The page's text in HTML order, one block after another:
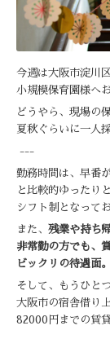
今週は大阪市淀川
小規模保育園様へ
どうやら、現場の
夏秋ぐらいに一人
---
勤務時間は、早番
と比較的ゆったり
シフト制となって
また、 残業や持ち
非常勤の方でも、
ビックリの待遇面。
そして、もうひと
大阪市の宿舎借り
82000円までの賃